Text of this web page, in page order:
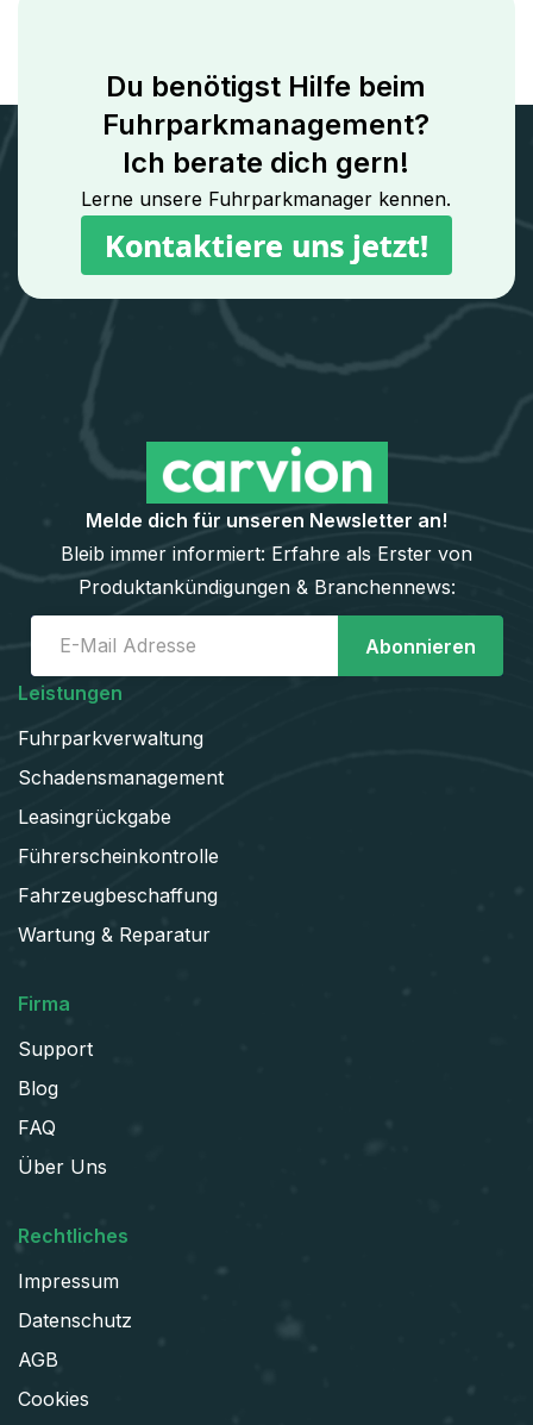
Du benötigst Hilfe beim
Fuhrparkmanagement?
Ich berate dich gern!
Lerne unsere Fuhrparkmanager kennen.
Kontaktiere uns jetzt!
Kontaktiere uns jetzt!
Melde dich für unseren Newsletter an!
Bleib immer informiert: Erfahre als Erster von
Produktankündigungen & Branchennews:
Leistungen
Fuhrparkverwaltung
Schadens­management
Leasingrückgabe
Führerscheinkontrolle
Fahrzeugbeschaffung
Wartung & Reparatur
Firma
Support
Blog
FAQ
Über Uns
Rechtliches
Impressum
Datenschutz
AGB
Cookies